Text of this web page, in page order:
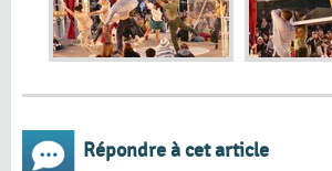
Répondre à cet article